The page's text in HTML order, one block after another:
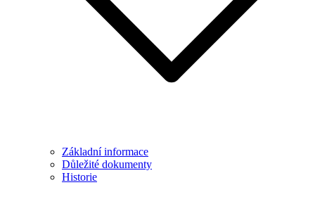
Základní informace
Důležité dokumenty
Historie